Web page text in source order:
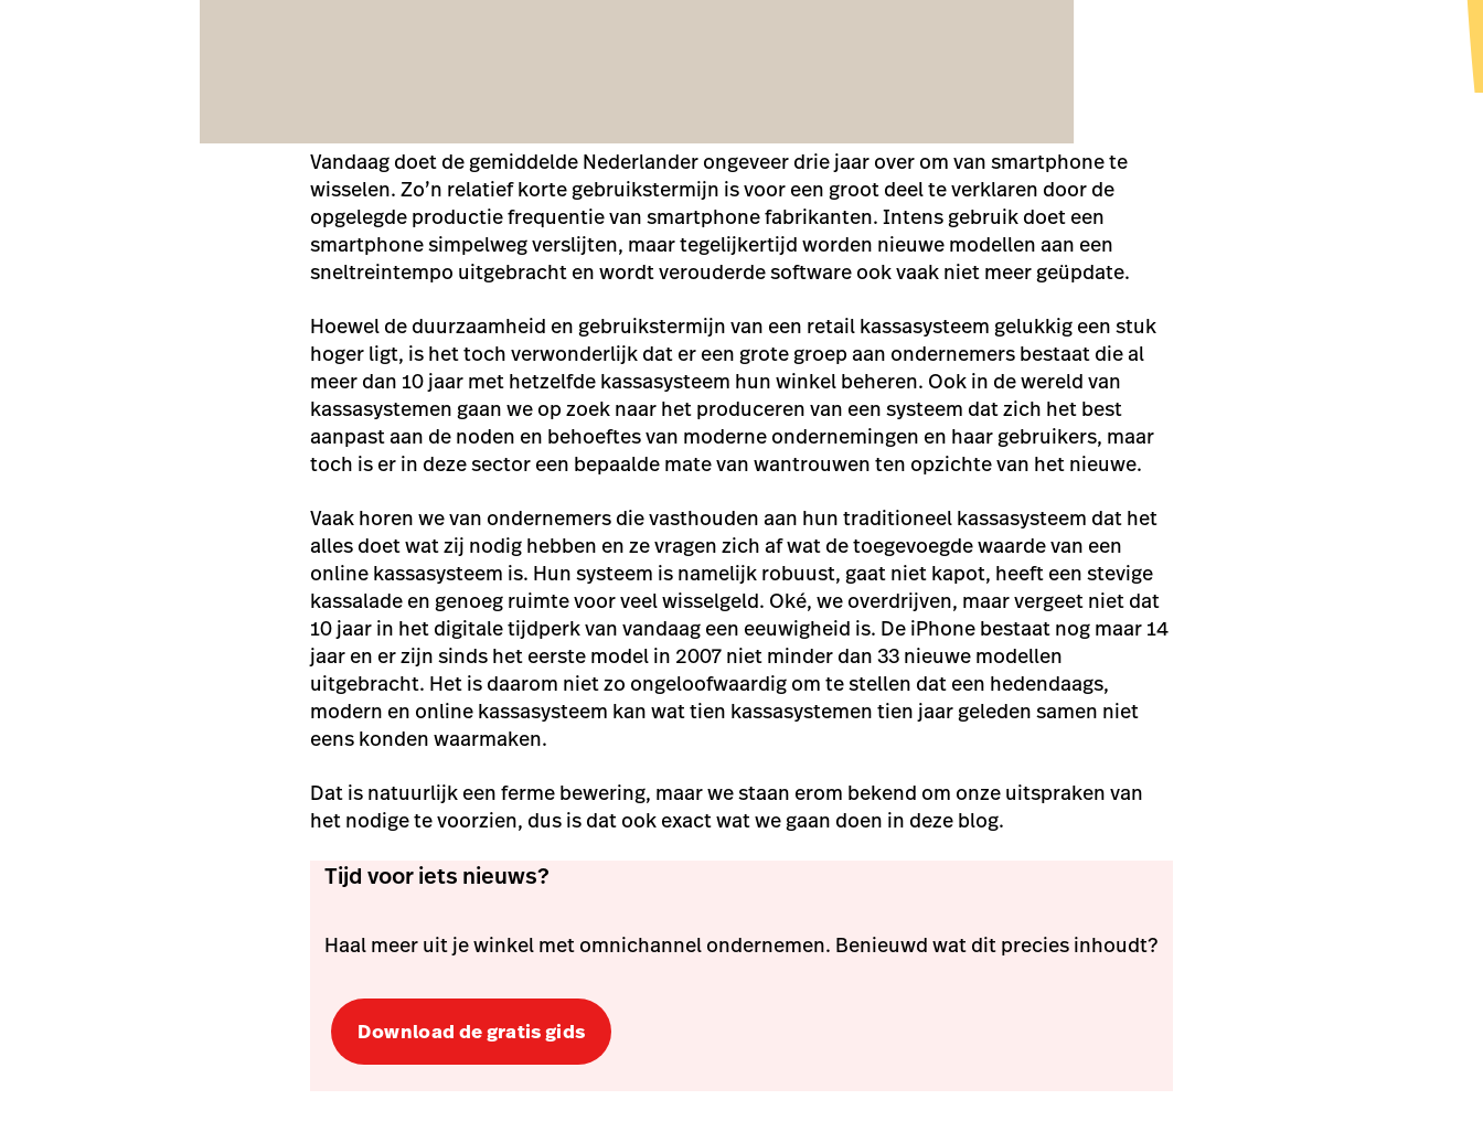
Vandaag doet de gemiddelde Nederlander ongeveer drie jaar over om van smartphone te
wisselen. Zo’n relatief korte gebruikstermijn is voor een groot deel te verklaren door de
opgelegde productie frequentie van smartphone fabrikanten. Intens gebruik doet een
smartphone simpelweg verslijten, maar tegelijkertijd worden nieuwe modellen aan een
sneltreintempo uitgebracht en wordt verouderde software ook vaak niet meer geüpdate.
Hoewel de duurzaamheid en gebruikstermijn van een retail kassasysteem gelukkig een stuk
hoger ligt, is het toch verwonderlijk dat er een grote groep aan ondernemers bestaat die al
meer dan 10 jaar met hetzelfde kassasysteem hun winkel beheren. Ook in de wereld van
kassasystemen gaan we op zoek naar het produceren van een systeem dat zich het best
aanpast aan de noden en behoeftes van moderne ondernemingen en haar gebruikers, maar
toch is er in deze sector een bepaalde mate van wantrouwen ten opzichte van het nieuwe.
Vaak horen we van ondernemers die vasthouden aan hun traditioneel kassasysteem dat het
alles doet wat zij nodig hebben en ze vragen zich af wat de toegevoegde waarde van een
online kassasysteem is. Hun systeem is namelijk robuust, gaat niet kapot, heeft een stevige
kassalade en genoeg ruimte voor veel wisselgeld. Oké, we overdrijven, maar vergeet niet dat
10 jaar in het digitale tijdperk van vandaag een eeuwigheid is. De iPhone bestaat nog maar 14
jaar en er zijn sinds het eerste model in 2007 niet minder dan 33 nieuwe modellen
uitgebracht. Het is daarom niet zo ongeloofwaardig om te stellen dat een hedendaags,
modern en online kassasysteem kan wat tien kassasystemen tien jaar geleden samen niet
eens konden waarmaken.
Dat is natuurlijk een ferme bewering, maar we staan erom bekend om onze uitspraken van
het nodige te voorzien, dus is dat ook exact wat we gaan doen in deze blog.
Tijd voor iets nieuws?
Haal meer uit je winkel met omnichannel ondernemen. Benieuwd wat dit precies inhoudt?
Download de gratis gids